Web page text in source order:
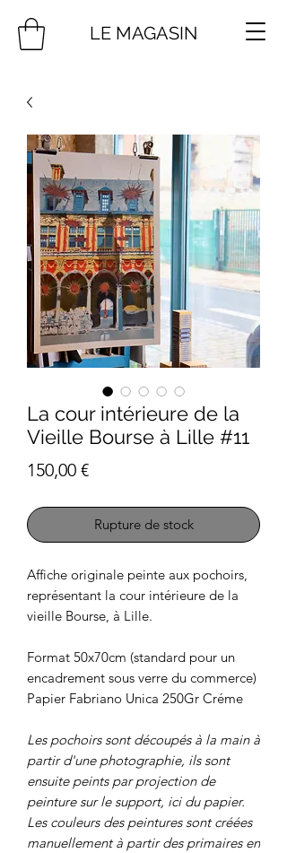
LE MAGASIN
La cour intérieure de la
Vieille Bourse à Lille #11
150,00 €Prix
Rupture de stock
Affiche originale peinte aux pochoirs,
représentant la cour intérieure de la
vieille Bourse, à Lille.
Format 50x70cm (standard pour un
encadrement sous verre du commerce)
Papier Fabriano Unica 250Gr Créme
Les pochoirs sont découpés à la main à
partir d'une photographie, ils sont
ensuite peints par projection de
peinture sur le support, ici du papier.
Les couleurs des peintures sont créées
manuellement à partir des primaires en